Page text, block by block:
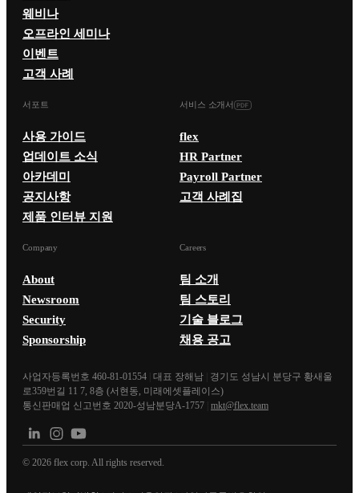
웨비나
오프라인 세미나
이벤트
고객 사례
서포트
사용 가이드
업데이트 소식
아카데미
공지사항
제품 인터뷰 지원
서비스 소개서
flex
HR Partner
Payroll Partner
고객 사례집
Company
About
Newsroom
Security
Sponsorship
Careers
팀 소개
팀 스토리
기술 블로그
채용 공고
사업자등록번호 460-81-01554 대표 장해남
경기도 성남시 분당구 황새울
로359번길 11 7, 8층 (서현동, 미래에셋플레이스)
통신판매업 신고번호 2020-성남분당A-1757 mkt@flex.team
© 2026 flex corp. All rights reserved.